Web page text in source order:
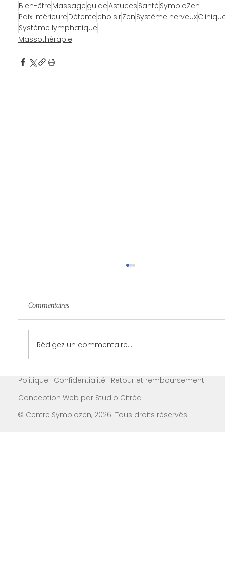
Bien-être Massage guideAstuces Santé SymbioZen
Paix intérieure Détente choisirZen Système nerveux
Système lymphatique
Massothérapie
Quoi faire après un massage?
Commentaires
Rédigez un commentaire...
© Centre Symbiozen, 2026. Tous droits réservés.
Politique | Confidentialité | Retour et remboursement
Conception Web par Studio Citréa